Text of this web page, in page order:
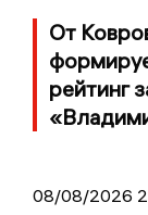
От
рейтинг
08/08/2026